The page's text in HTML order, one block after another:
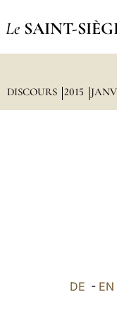
Le SAINT-
DISCOURS 2015
DE - EN